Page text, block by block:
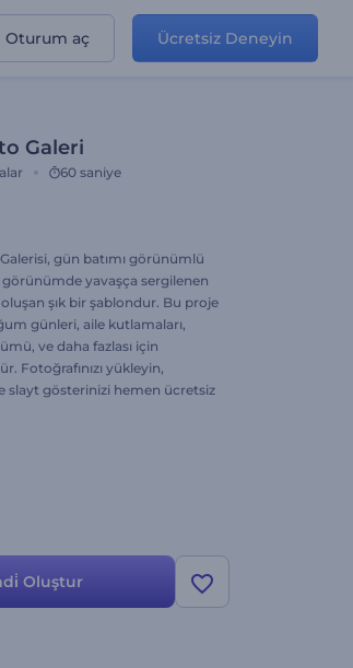
Oturum aç Ücretsiz Deneyin
Galeri
60 saniye
gün batımı görünümlü
görünümde yavaşça sergilenen
şık bir şablondur. Bu proje
günleri, aile kutlamaları,
ve daha fazlası için
Fotoğrafınızı yükleyin,
slayt gösterinizi hemen ücretsiz
Oluştur